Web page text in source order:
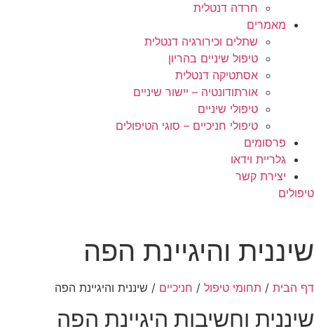
חרדה דנטלית
מאמרים
שתלים וכירורגיה דנטלית
טיפול שיניים בהריון
אסתטיקה דנטלית
אורתודונטיה – יישור שיניים
טיפולי שיניים
טיפולי חניכיים – סוגי הטיפולים
פרסומים
גלריית וידאו
יצירת קשר
טיפולים
שיננית והיגיינת הפה
דף הבית / תחומי טיפול / חניכיים / שיננית והיגיינת הפה
שיננית וחשיבות היגיינת הפה